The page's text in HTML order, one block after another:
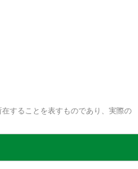
することを表すものであり、実際の